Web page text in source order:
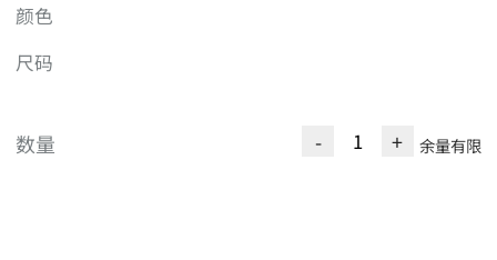
颜色
尺码
数量 - + 余量有限